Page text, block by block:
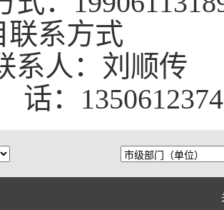
联系方式
系人： 刘顺传
话：